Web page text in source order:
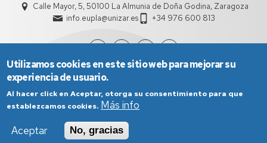
Calle Mayor, 5, 50100 La Almunia de Doña Godina, Zaragoza
info.eupla@unizar.es
+34 976 600 813
Aviso Legal
Condiciones generales de uso
Utilizamos cookies en este sitio web para mejorar su
experiencia de usuario.
Al hacer click en Aceptar, otorga su consentimiento para que
establezcamos cookies. Más info
Aceptar
No, gracias